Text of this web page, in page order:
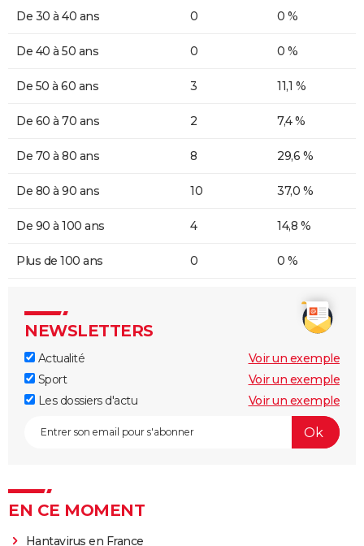
De 30 à 40 ans 0 0 %
De 40 à 50 ans 0 0 %
De 50 à 60 ans 3 11,1 %
De 60 à 70 ans 2 7,4 %
De 70 à 80 ans 8 29,6 %
De 80 à 90 ans 10 37,0 %
De 90 à 100 ans 4 14,8 %
Plus de 100 ans 0 0 %
NEWSLETTERS
Actualité
Voir un exemple
Sport
Voir un exemple
Les dossiers d'actu
Voir un exemple
EN CE MOMENT
Hantavirus en France